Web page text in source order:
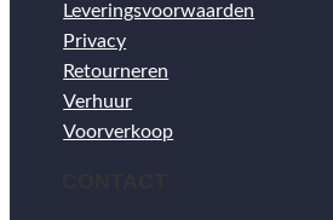
Leveringsvoorwaarden
Privacy
Retourneren
Verhuur
Voorverkoop